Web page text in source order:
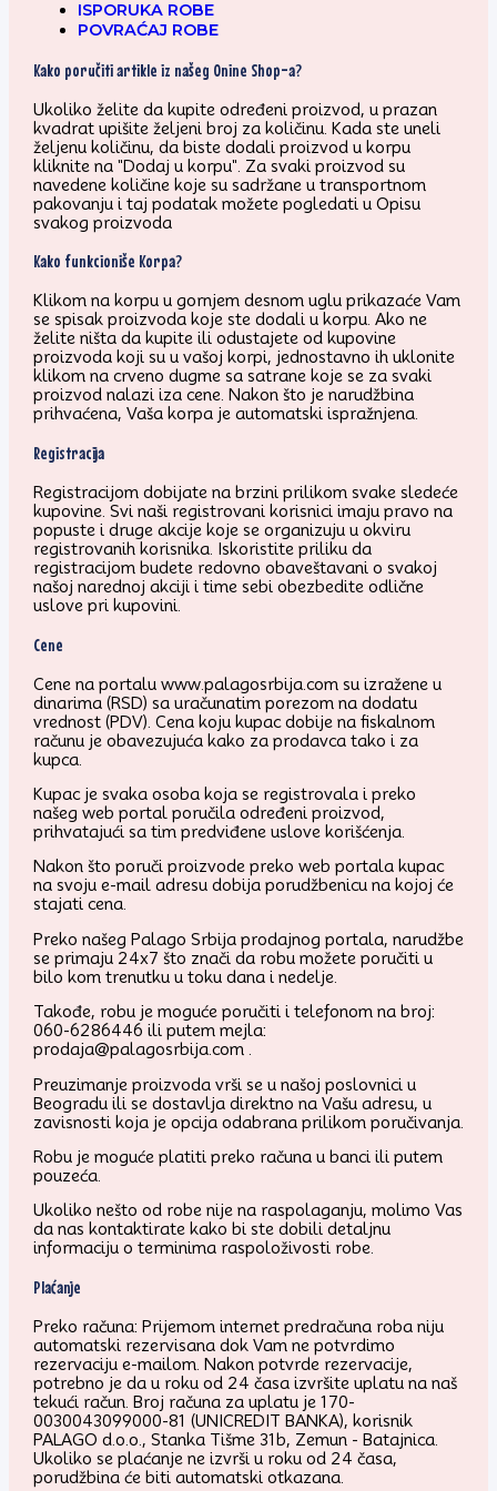
ISPORUKA ROBE
POVRAĆAJ ROBE
Kako poručiti artikle iz našeg Onine Shop-a?
Ukoliko želite da kupite određeni proizvod, u prazan
kvadrat upišite željeni broj za količinu. Kada ste uneli
željenu količinu, da biste dodali proizvod u korpu
kliknite na "Dodaj u korpu". Za svaki proizvod su
navedene količine koje su sadržane u transportnom
pakovanju i taj podatak možete pogledati u Opisu
svakog proizvoda
Kako funkcioniše Korpa?
Klikom na korpu u gornjem desnom uglu prikazaće Vam
se spisak proizvoda koje ste dodali u korpu. Ako ne
želite ništa da kupite ili odustajete od kupovine
proizvoda koji su u vašoj korpi, jednostavno ih uklonite
klikom na crveno dugme sa satrane koje se za svaki
proizvod nalazi iza cene. Nakon što je narudžbina
prihvaćena, Vaša korpa je automatski ispražnjena.
Registracija
Registracijom dobijate na brzini prilikom svake sledeće
kupovine. Svi naši registrovani korisnici imaju pravo na
popuste i druge akcije koje se organizuju u okviru
registrovanih korisnika. Iskoristite priliku da
registracijom budete redovno obaveštavani o svakoj
našoj narednoj akciji i time sebi obezbedite odlične
uslove pri kupovini.
Cene
Cene na portalu www.palagosrbija.com su izražene u
dinarima (RSD) sa uračunatim porezom na dodatu
vrednost (PDV). Cena koju kupac dobije na fiskalnom
računu je obavezujuća kako za prodavca tako i za
kupca.
Kupac je svaka osoba koja se registrovala i preko
našeg web portal poručila određeni proizvod,
prihvatajući sa tim predviđene uslove korišćenja.
Nakon što poruči proizvode preko web portala kupac
na svoju e-mail adresu dobija porudžbenicu na kojoj će
stajati cena.
Preko našeg Palago Srbija prodajnog portala, narudžbe
se primaju 24x7 što znači da robu možete poručiti u
bilo kom trenutku u toku dana i nedelje.
Takođe, robu je moguće poručiti i telefonom na broj:
060-6286446 ili putem mejla:
prodaja@palagosrbija.com .
Preuzimanje proizvoda vrši se u našoj poslovnici u
Beogradu ili se dostavlja direktno na Vašu adresu, u
zavisnosti koja je opcija odabrana prilikom poručivanja.
Robu je moguće platiti preko računa u banci ili putem
pouzeća.
Ukoliko nešto od robe nije na raspolaganju, molimo Vas
da nas kontaktirate kako bi ste dobili detaljnu
informaciju o terminima raspoloživosti robe.
Plaćanje
Preko računa: Prijemom internet predračuna roba niju
automatski rezervisana dok Vam ne potvrdimo
rezervaciju e-mailom. Nakon potvrde rezervacije,
potrebno je da u roku od 24 časa izvršite uplatu na naš
tekući račun. Broj računa za uplatu je 170-
0030043099000-81 (UNICREDIT BANKA), korisnik
PALAGO d.o.o., Stanka Tišme 31b, Zemun - Batajnica.
Ukoliko se plaćanje ne izvrši u roku od 24 časa,
porudžbina će biti automatski otkazana.